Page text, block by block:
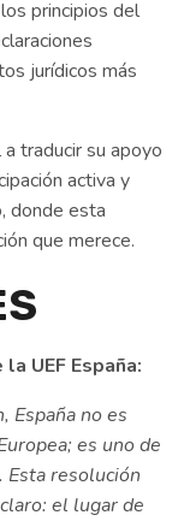
principios del
jurídicos más
traducir su apoyo
activa y
donde esta
que merece.
UEF España:
España no es
es uno de
resolución
el lugar de